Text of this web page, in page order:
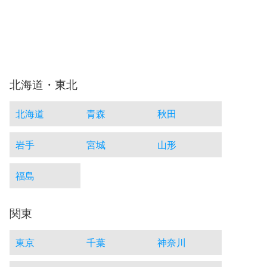
北海道・東北
北海道 青森 秋田
岩手 宮城 山形
福島
関東
東京 千葉 神奈川